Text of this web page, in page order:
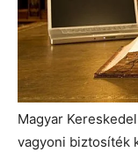
Magyar
vagyoni biztosíték